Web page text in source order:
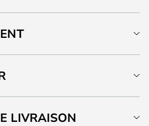
LIVRAISON